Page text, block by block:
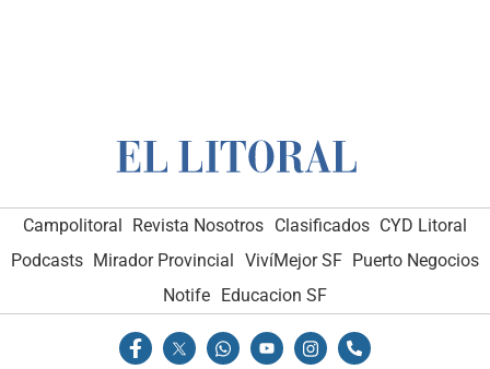
Campolitoral Revista Nosotros Clasificados CYD Litoral
Podcasts Mirador Provincial VivíMejor SF Puerto Negocios
Notife Educacion SF